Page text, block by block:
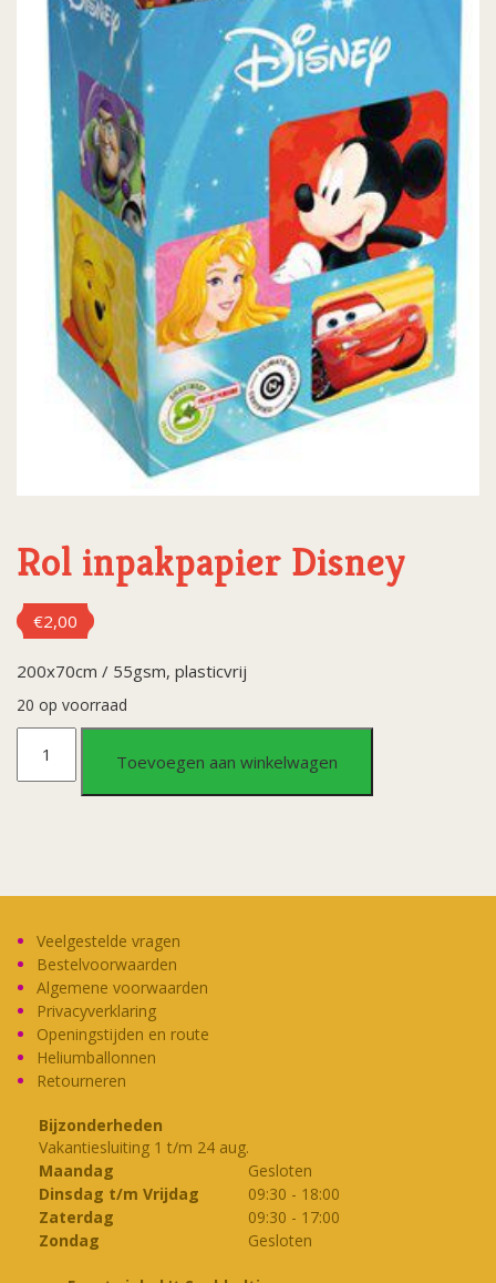
Rol inpakpapier Disney
€2,00
200x70cm / 55gsm, plasticvrij
20 op voorraad
inpakpapier
aantal
Toevoegen aan winkelwagen
Veelgestelde vragen
Bestelvoorwaarden
Algemene voorwaarden
Privacyverklaring
Openingstijden en route
Heliumballonnen
Retourneren
Bijzonderheden
Vakantiesluiting 1 t/m 24 aug.
Maandag
Gesloten
Dinsdag t/m Vrijdag
09:30 - 18:00
Zaterdag
09:30 - 17:00
Zondag
Gesloten